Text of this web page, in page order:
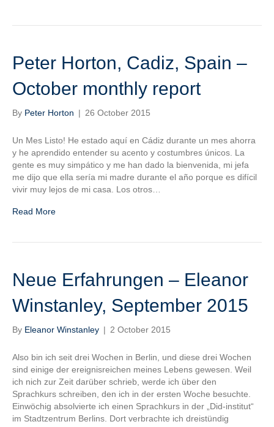
Peter Horton, Cadiz, Spain –
October monthly report
By Peter Horton | 26 October 2015
Un Mes Listo! He estado aquí en Cádiz durante un mes ahorra
y he aprendido entender su acento y costumbres únicos. La
gente es muy simpático y me han dado la bienvenida, mi jefa
me dijo que ella sería mi madre durante el año porque es difícil
vivir muy lejos de mi casa. Los otros…
Read More
Neue Erfahrungen – Eleanor
Winstanley, September 2015
By Eleanor Winstanley | 2 October 2015
Also bin ich seit drei Wochen in Berlin, und diese drei Wochen
sind einige der ereignisreichen meines Lebens gewesen. Weil
ich nich zur Zeit darüber schrieb, werde ich über den
Sprachkurs schreiben, den ich in der ersten Woche besuchte.
Einwöchig absolvierte ich einen Sprachkurs in der „Did-institut“
im Stadtzentrum Berlins. Dort verbrachte ich dreistündig